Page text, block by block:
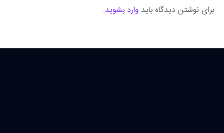
برای نوشتن دیدگاه باید وارد بشوید.